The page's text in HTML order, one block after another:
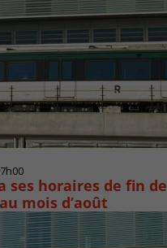
ses horaires de fin de
mois d’août